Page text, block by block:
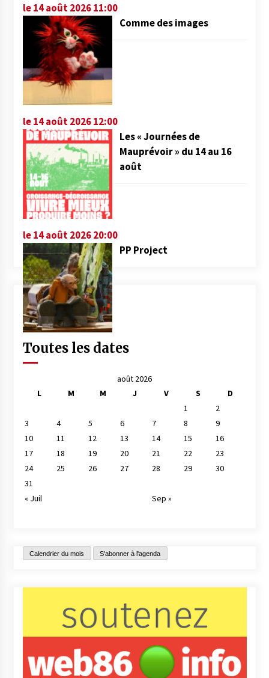
le 14 août 2026 11:00
Comme des images
le 14 août 2026 12:00
Les « Journées de
Mauprévoir » du 14 au 16
août
le 14 août 2026 20:00
PP Project
Toutes les dates
août 2026
L
M M J V S
D
1
2
3
4 5 6 7 8
9
10
11 12 13 14 15
16
17
18 19 20 21 22
23
24
25 26 27 28 29
30
31
« Juil
Sep »
Calendrier du mois S'abonner à l'agenda